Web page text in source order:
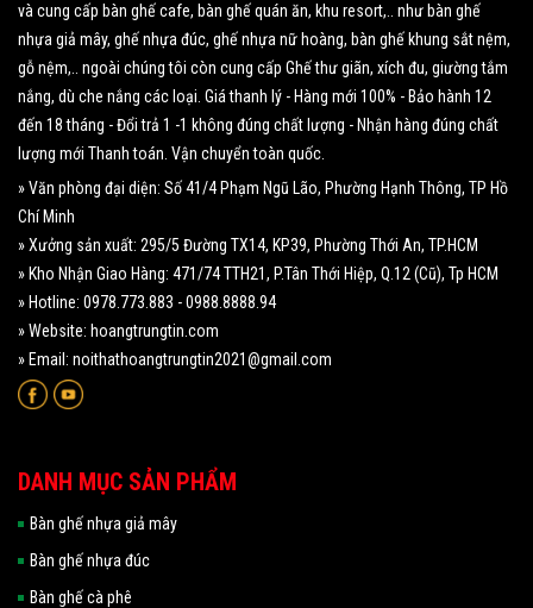
và cung cấp bàn ghế cafe, bàn ghế quán ăn, khu resort,.. như bàn ghế
nhựa giả mây, ghế nhựa đúc, ghế nhựa nữ hoàng, bàn ghế khung sắt nệm,
gỗ nệm,.. ngoài chúng tôi còn cung cấp Ghế thư giãn, xích đu, giường tắm
nắng, dù che nắng các loại. Giá thanh lý - Hàng mới 100% - Bảo hành 12
đến 18 tháng - Đổi trả 1 -1 không đúng chất lượng - Nhận hàng đúng chất
lượng mới Thanh toán. Vận chuyển toàn quốc.
» Văn phòng đại diện: Số 41/4 Phạm Ngũ Lão, Phường Hạnh Thông, TP Hồ
Chí Minh
» Xưởng sản xuất: 295/5 Đường TX14, KP39, Phường Thới An, TP.HCM
» Kho Nhận Giao Hàng: 471/74 TTH21, P.Tân Thới Hiệp, Q.12 (Cũ), Tp HCM
» Hotline: 0978.773.883 - 0988.8888.94
» Website: hoangtrungtin.com
» Email: noithathoangtrungtin2021@gmail.com
DANH MỤC SẢN PHẨM
Bàn ghế nhựa giả mây
Bàn ghế nhựa đúc
Bàn ghế cà phê